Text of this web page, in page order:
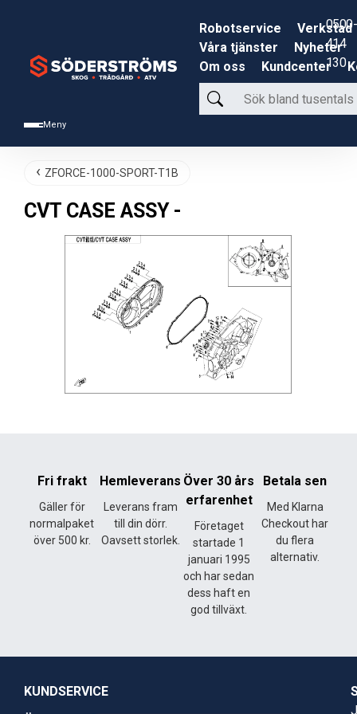
Meny
Robotservice
Verkstad
Våra tjänster
Nyheter
Om oss
Kundcenter
Sök
bland
produkter
0500-
414
130
ZFORCE-1000-SPORT-T1B
CVT CASE ASSY -
Fri frakt
Gäller för
normalpaket
över 500 kr.
Hemleverans
Leverans fram
till din dörr.
Oavsett storlek.
Över 30 års
erfarenhet
Företaget
startade 1
januari 1995
och har sedan
dess haft en
god tillväxt.
Betala sen
Med Klarna
Checkout har
du flera
alternativ.
KUNDSERVICE